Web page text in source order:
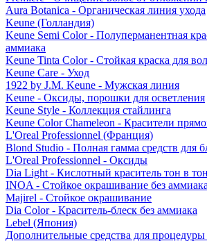
Aura Botanica - Органическая линия ухода
Keune (Голландия)
Keune Semi Color - Полуперманентная
аммиака
Keune Tinta Color - Стойкая краска для
Keune Care - Уход
1922 by J.M. Keune - Мужская линия
Keune - Оксиды, порошки для осветления
Keune Style - Коллекция стайлинга
Keune Color Chameleon - Красители
L'Oreal Professionnel (Франция)
Blond Studio - Полная гамма средств для
L'Oreal Professionnel - Оксиды
Dia Light - Кислотный краситель тон в
INOA - Стойкое окрашивание без аммиака
Majirel - Стойкое окрашивание
Dia Color - Краситель-блеск без аммиака
Lebel (Япония)
Дополнительные средства для